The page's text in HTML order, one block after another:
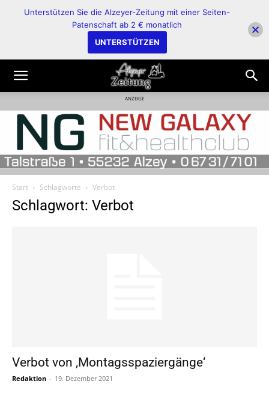
ANZEIGE
Start Schlagworte Verbot
Schlagwort: Verbot
Verbot von ‚Montagsspaziergänge‘
Redaktion - 19. Dezember 2021
Unterstützen Sie die Alzeyer-Zeitung mit einer Seiten-
Patenschaft ab 2 € monatlich
UNTERSTÜTZEN